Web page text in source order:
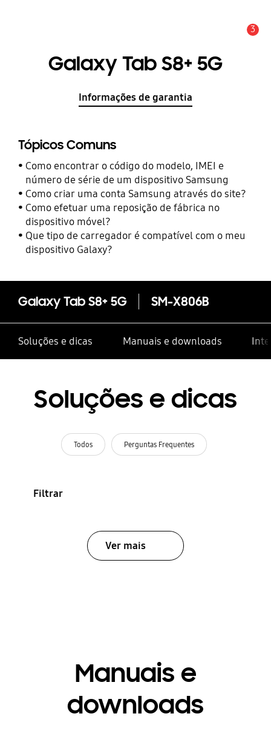
3
Galaxy Tab S8+ 5G
Informações de garantia
Tópicos Comuns
Como encontrar o código do modelo, IMEI e
número de série de um dispositivo Samsung
Como criar uma conta Samsung através do site?
Como efetuar uma reposição de fábrica no
dispositivo móvel?
Que tipo de carregador é compatível com o meu
dispositivo Galaxy?
Galaxy Tab S8+ 5G SM-X806B
Soluções e dicas Manuais e downloads
Soluções e dicas
Todos Perguntas Frequentes
Filtrar
Ver mais
Manuais e
downloads